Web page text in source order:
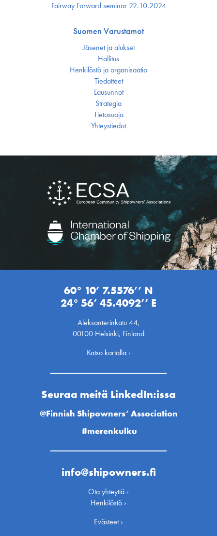
Fairway Forward seminar 22.10.2024
Suomen Varustamot
Jäsenet ja alukset
Hallitus
Henkilöstö ja organisaatio
Tiedotteet
Lausunnot
Strategia
Tietosuoja
Yhteystiedot
60° 10’ 7.5576’’ N
24° 56’ 45.4092’’ E
Aleksanterinkatu 44,
00100 Helsinki, Finland
Katso kartalla ›
Seuraa meitä LinkedIn:issa
@Finnish Shipowners’ Association
#merenkulku
info@shipowners.fi
Ota yhteyttä ›
Henkilöstö ›
Evästeet ›